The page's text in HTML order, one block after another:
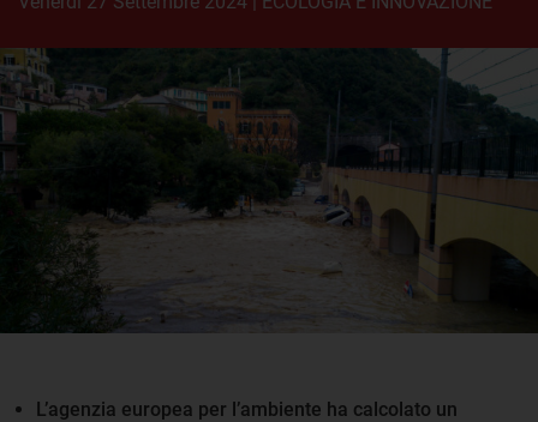
L’agenzia europea per l’ambiente ha calcolato un